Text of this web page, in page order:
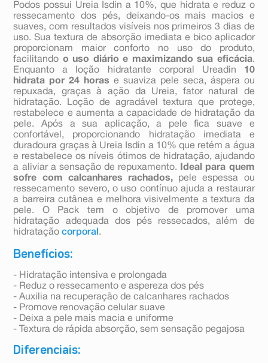
Podos possui Ureia Isdin a 10%, que hidrata e reduz o
ressecamento dos pés, deixando-os mais macios e
suaves, com resultados visíveis nos primeiros 3 dias de
uso. Sua textura de absorção imediata e bico aplicador
proporcionam maior conforto no uso do produto,
facilitando o uso diário e maximizando sua eficácia.
Enquanto a loção hidratante corporal Ureadin 10
hidrata por 24 horas e suaviza pele seca, áspera ou
repuxada, graças à ação da Ureia, fator natural de
hidratação. Loção de agradável textura que protege,
restabelece e aumenta a capacidade de hidratação da
pele. Após a sua aplicação, a pele fica suave e
confortável, proporcionando hidratação imediata e
duradoura graças à Ureia Isdin a 10% que retém a água
e restabelece os níveis ótimos de hidratação, ajudando
a aliviar a sensação de repuxamento. Ideal para quem
sofre com calcanhares rachados, pele espessa ou
ressecamento severo, o uso contínuo ajuda a restaurar
a barreira cutânea e melhora visivelmente a textura da
pele. O Pack tem o objetivo de promover uma
hidratação adequada dos pés ressecados, além de
hidrataçãocorporal .
Benefícios:
- Hidratação intensiva e prolongada
- Reduz o ressecamento e aspereza dos pés
- Auxilia na recuperação de calcanhares rachados
- Promove renovação celular suave
- Deixa a pele mais macia e uniforme
- Textura de rápida absorção, sem sensação pegajosa
Diferenciais: